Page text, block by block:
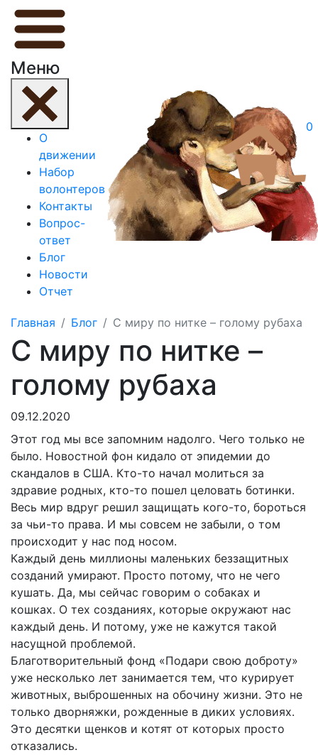
Меню
О
движении
Набор
волонтеров
Контакты
Вопрос-
ответ
Блог
Новости
Отчет
0
Главная Блог С миру по нитке – голому рубаха
С миру по нитке –
голому рубаха
09.12.2020
Этот год мы все запомним надолго. Чего только не
было. Новостной фон кидало от эпидемии до
скандалов в США. Кто-то начал молиться за
здравие родных, кто-то пошел целовать ботинки.
Весь мир вдруг решил защищать кого-то, бороться
за чьи-то права. И мы совсем не забыли, о том
происходит у нас под носом.
Каждый день миллионы маленьких беззащитных
созданий умирают. Просто потому, что не чего
кушать. Да, мы сейчас говорим о собаках и
кошках. О тех созданиях, которые окружают нас
каждый день. И потому, уже не кажутся такой
насущной проблемой.
Благотворительный фонд «Подари свою доброту»
уже несколько лет занимается тем, что курирует
животных, выброшенных на обочину жизни. Это не
только дворняжки, рожденные в диких условиях.
Это десятки щенков и котят от которых просто
отказались.